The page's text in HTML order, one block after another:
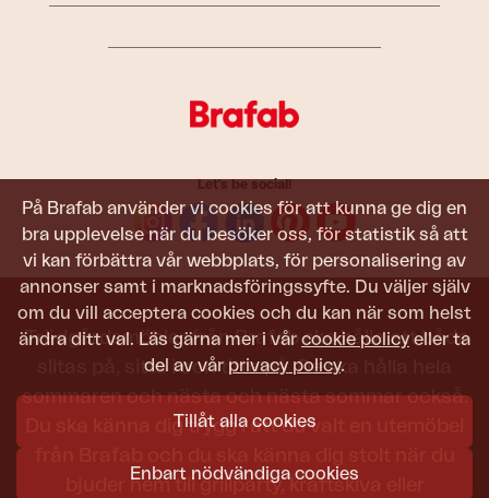
På Brafab använder vi cookies för att kunna ge dig en
bra upplevelse när du besöker oss, för statistik så att
vi kan förbättra vår webbplats, för personalisering av
annonser samt i marknadsföringssyfte. Du väljer själv
om du vill acceptera cookies och du kan när som helst
ändra ditt val. Läs gärna mer i vår cookie policy eller ta
del av vår privacy policy.
Tillåt alla cookies
Enbart nödvändiga cookies
Let's be social!
Trädgårdsmöbler från Brafab ska hålla att både
slitas på, sitta i och titta på. De ska hålla hela
sommaren och nästa och nästa sommar också.
Du ska känna dig trygg i att du valt en utemöbel
bjuder hem till grillparty, kräftskiva eller